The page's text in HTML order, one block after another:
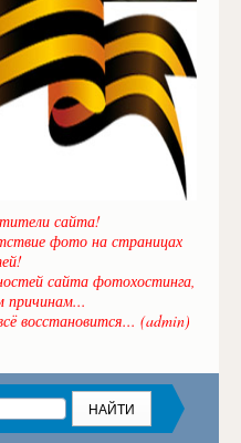
сайта!
фото на страницах
сайта фотохостинга,
причинам...
восстановится... (admin)